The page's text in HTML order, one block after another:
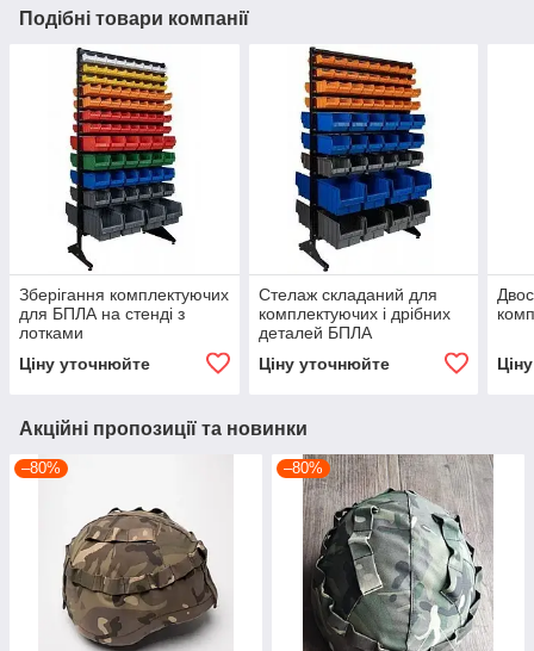
Подібні товари компанії
Зберігання комплектуючих
для БПЛА на стенді з
лотками
Ціну уточнюйте
Стелаж складаний для
комплектуючих і дрібних
деталей БПЛА
Ціну уточнюйте
Акційні пропозиції та новинки
–80% –80%